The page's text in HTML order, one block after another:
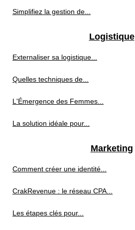
Simplifiez la gestion de...
Logistique
Externaliser sa logistique...
Quelles techniques de...
L'Émergence des Femmes...
La solution idéale pour...
Marketing
Comment créer une identité...
CrakRevenue : le réseau CPA...
Les étapes clés pour...